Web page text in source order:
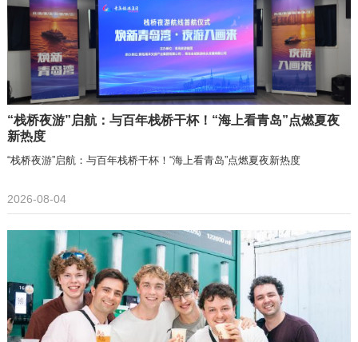
“栈桥夜游”启航：与百年栈桥干杯！“海上看青岛”点燃夏夜
新热度
“栈桥夜游”启航：与百年栈桥干杯！“海上看青岛”点燃夏夜新热度
2026-08-04